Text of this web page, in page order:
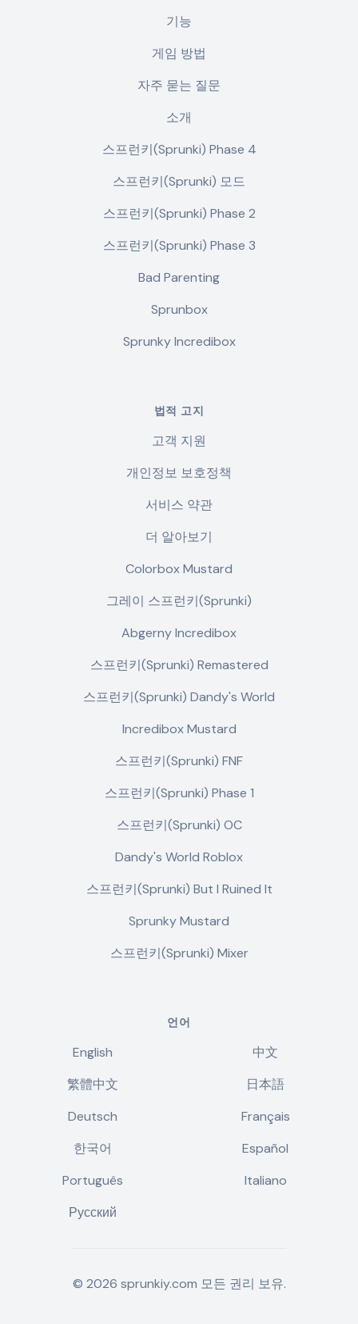
기능
게임 방법
자주 묻는 질문
소개
스프런키(Sprunki) Phase 4
스프런키(Sprunki) 모드
스프런키(Sprunki) Phase 2
스프런키(Sprunki) Phase 3
Bad Parenting
Sprunbox
Sprunky Incredibox
법적 고지
고객 지원
개인정보 보호정책
서비스 약관
더 알아보기
Colorbox Mustard
그레이 스프런키(Sprunki)
Abgerny Incredibox
스프런키(Sprunki) Remastered
스프런키(Sprunki) Dandy's World
Incredibox Mustard
스프런키(Sprunki) FNF
스프런키(Sprunki) Phase 1
스프런키(Sprunki) OC
Dandy's World Roblox
스프런키(Sprunki) But I Ruined It
Sprunky Mustard
스프런키(Sprunki) Mixer
언어
English
中文
繁體中文
日本語
Deutsch
Français
한국어
Español
Português
Italiano
Русский
© 2026 sprunkiy.com 모든 권리 보유.